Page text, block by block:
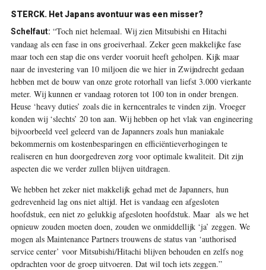
STERCK. Het Japans avontuur was een misser?
Schelfaut: “Toch niet helemaal. Wij zien Mitsubishi en Hitachi
vandaag als een fase in ons groeiverhaal. Zeker geen makkelijke fase
maar toch een stap die ons verder vooruit heeft geholpen. Kijk maar
naar de investering van 10 miljoen die we hier in Zwijndrecht gedaan
hebben met de bouw van onze grote rotorhall van liefst 3.000 vierkante
meter. Wij kunnen er vandaag rotoren tot 100 ton in onder brengen.
Heuse ‘heavy duties’ zoals die in kerncentrales te vinden zijn. Vroeger
konden wij ‘slechts’ 20 ton aan. Wij hebben op het vlak van engineering
bijvoorbeeld veel geleerd van de Japanners zoals hun maniakale
bekommernis om kostenbesparingen en efficiëntieverhogingen te
realiseren en hun doorgedreven zorg voor optimale kwaliteit. Dit zijn
aspecten die we verder zullen blijven uitdragen.
We hebben het zeker niet makkelijk gehad met de Japanners, hun
gedrevenheid lag ons niet altijd. Het is vandaag een afgesloten
hoofdstuk, een niet zo gelukkig afgesloten hoofdstuk. Maar als we het
opnieuw zouden moeten doen, zouden we onmiddellijk ‘ja’ zeggen. We
mogen als Maintenance Partners trouwens de status van ‘authorised
service center’ voor Mitsubishi/Hitachi blijven behouden en zelfs nog
opdrachten voor de groep uitvoeren. Dat wil toch iets zeggen.”